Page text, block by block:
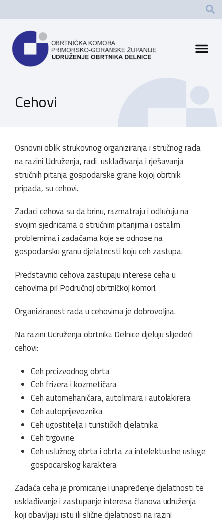
Cehovi
Osnovni oblik strukovnog organiziranja i stručnog rada
na razini Udruženja, radi usklađivanja i rješavanja
stručnih pitanja gospodarske grane kojoj obrtnik
pripada, su cehovi.
Zadaci cehova su da brinu, razmatraju i odlučuju na
svojim sjednicama o stručnim pitanjima i ostalim
problemima i zadaćama koje se odnose na
gospodarsku granu djelatnosti koju ceh zastupa.
Predstavnici cehova zastupaju interese ceha u
cehovima pri Područnoj obrtničkoj komori.
Organiziranost rada u cehovima je dobrovoljna.
Na razini Udruženja obrtnika Delnice djeluju slijedeći
cehovi:
Ceh proizvodnog obrta
Ceh frizera i kozmetičara
Ceh automehaničara, autolimara i autolakirera
Ceh autoprijevoznika
Ceh ugostitelja i turističkih djelatnika
Ceh trgovine
Ceh uslužnog obrta i obrta za intelektualne usluge
gospodarskog karaktera
Zadaća ceha je promicanje i unapređenje djelatnosti te
usklađivanje i zastupanje interesa članova udruženja
koji obavljaju istu ili slične djelatnosti na razini